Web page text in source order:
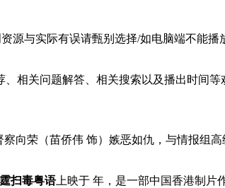
源与实际有误请甄别选择/如电脑端不能
相关问题解答、相关搜索以及播出时间等
荣（苗侨伟 饰）嫉恶如仇，与情报组高
扫毒粤语上映于 年，是一部中国香港制片